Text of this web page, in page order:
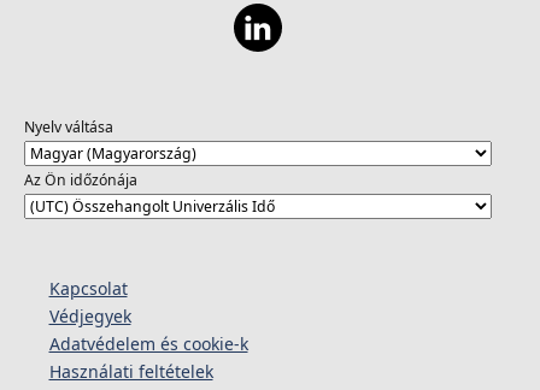
Nyelv váltása
Az Ön időzónája
Kapcsolat
Védjegyek
Adatvédelem és cookie-k
Használati feltételek